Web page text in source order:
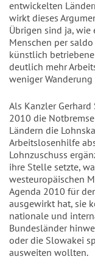
entwickelten
wirkt dieses
Übrigen sind ja,
Menschen per
künstlich
deutlich mehr
weniger Wanderung
Als Kanzler
2010 die
Ländern die
Arbeitslosenhilfe
Lohnzuschuss
ihre Stelle setzte,
westeuropäischen
Agenda 2010 für
ausgewirkt hat, sie
nationale und
Bundesländer
oder die Slowakei
ausweiten wollten.